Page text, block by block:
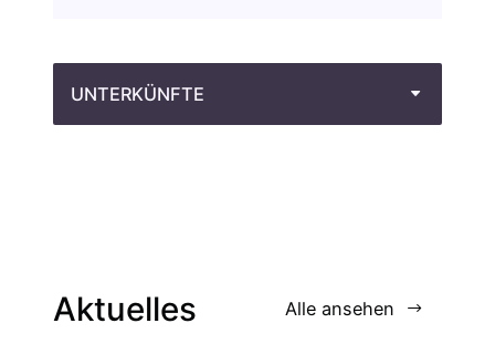
UNTERKÜNFTE
Aktuelles Alle ansehen